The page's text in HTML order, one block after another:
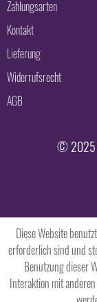
Zahlungsarten
Kontakt
Lieferung
Widerrufsrecht
AGB
© 2025 |
Diese Website
erforderlich sind und
Benutzung dieser
Interaktion mit